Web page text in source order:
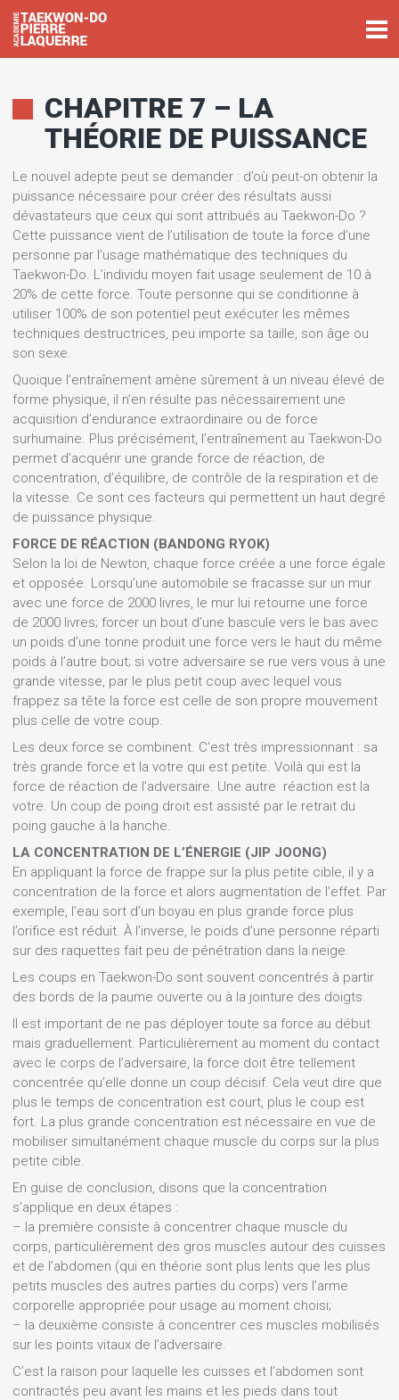
CHAPITRE 7 – LA
THÉORIE DE PUISSANCE
Le nouvel adepte peut se demander : d’où peut-on obtenir la
puissance nécessaire pour créer des résultats aussi
dévastateurs que ceux qui sont attribués au Taekwon-Do ?
Cette puissance vient de l’utilisation de toute la force d’une
personne par l’usage mathématique des techniques du
Taekwon-Do. L’individu moyen fait usage seulement de 10 à
20% de cette force. Toute personne qui se conditionne à
utiliser 100% de son potentiel peut exécuter les mêmes
techniques destructrices, peu importe sa taille, son âge ou
son sexe.
Quoique l’entraînement amène sûrement à un niveau élevé de
forme physique, il n’en résulte pas nécessairement une
acquisition d’endurance extraordinaire ou de force
surhumaine. Plus précisément, l’entraînement au Taekwon-Do
permet d’acquérir une grande force de réaction, de
concentration, d’équilibre, de contrôle de la respiration et de
la vitesse. Ce sont ces facteurs qui permettent un haut degré
de puissance physique.
FORCE DE RÉACTION (BANDONG RYOK)
Selon la loi de Newton, chaque force créée a une force égale
et opposée. Lorsqu’une automobile se fracasse sur un mur
avec une force de 2000 livres, le mur lui retourne une force
de 2000 livres; forcer un bout d’une bascule vers le bas avec
un poids d’une tonne produit une force vers le haut du même
poids à l’autre bout; si votre adversaire se rue vers vous à une
grande vitesse, par le plus petit coup avec lequel vous
frappez sa tête la force est celle de son propre mouvement
plus celle de votre coup.
Les deux force se combinent. C’est très impressionnant : sa
très grande force et la votre qui est petite. Voilà qui est la
force de réaction de l’adversaire. Une autre réaction est la
votre. Un coup de poing droit est assisté par le retrait du
poing gauche à la hanche.
LA CONCENTRATION DE L’ÉNERGIE (JIP JOONG)
En appliquant la force de frappe sur la plus petite cible, il y a
concentration de la force et alors augmentation de l’effet. Par
exemple, l’eau sort d’un boyau en plus grande force plus
l’orifice est réduit. À l’inverse, le poids d’une personne réparti
sur des raquettes fait peu de pénétration dans la neige.
Les coups en Taekwon-Do sont souvent concentrés à partir
des bords de la paume ouverte ou à la jointure des doigts.
Il est important de ne pas déployer toute sa force au début
mais graduellement. Particulièrement au moment du contact
avec le corps de l’adversaire, la force doit être tellement
concentrée qu’elle donne un coup décisif. Cela veut dire que
plus le temps de concentration est court, plus le coup est
fort. La plus grande concentration est nécessaire en vue de
mobiliser simultanément chaque muscle du corps sur la plus
petite cible.
En guise de conclusion, disons que la concentration
s’applique en deux étapes :
– la première consiste à concentrer chaque muscle du
corps, particulièrement des gros muscles autour des cuisses
et de l’abdomen (qui en théorie sont plus lents que les plus
petits muscles des autres parties du corps) vers l’arme
corporelle appropriée pour usage au moment choisi;
– la deuxième consiste à concentrer ces muscles mobilisés
sur les points vitaux de l’adversaire.
C’est la raison pour laquelle les cuisses et l’abdomen sont
contractés peu avant les mains et les pieds dans tout